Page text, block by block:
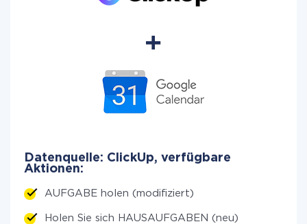
Datenquelle: ClickUp, verfügbare
Aktionen:
AUFGABE holen (modifiziert)
Holen Sie sich HAUSAUFGABEN (neu)